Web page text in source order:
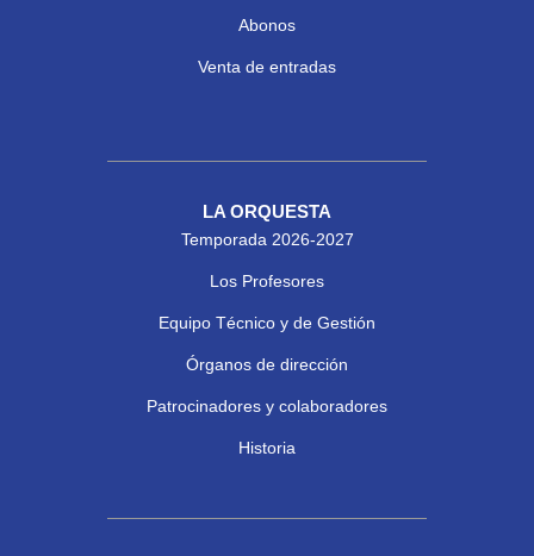
Abonos
Venta de entradas
LA ORQUESTA
Temporada 2026-2027
Los Profesores
Equipo Técnico y de Gestión
Órganos de dirección
Patrocinadores y colaboradores
Historia